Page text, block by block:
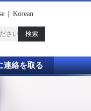
Korean
連絡を取る